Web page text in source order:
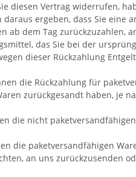
diesen Vertrag widerrufen,
daraus ergeben, dass Sie eine
ab dem Tag zurückzuzahlen,
das Sie bei der
dieser Rückzahlung
die Rückzahlung für
zurückgesandt haben, je
die nicht
die paketversandfähigen
an uns zurückzusenden